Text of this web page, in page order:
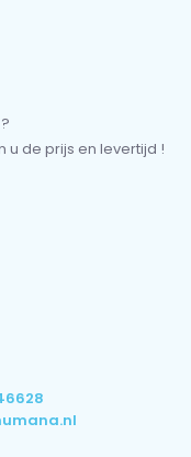
u de prijs en levertijd !